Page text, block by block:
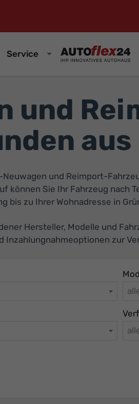
Service
und
und Reimport-
können Sie Ihr Fahrzeug nach
bis zu Ihrer Wohnadresse in
Hersteller, Modelle und
Inzahlungnahmeoptionen zur